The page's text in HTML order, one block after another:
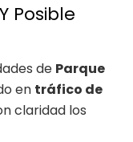
Posible
de Parque
en tráfico de
claridad los